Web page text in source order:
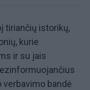
tiriančių istorikų,
kurie
ir su jais
verbavimo bandė